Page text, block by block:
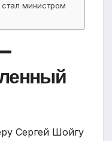
министром
Сергей Шойгу